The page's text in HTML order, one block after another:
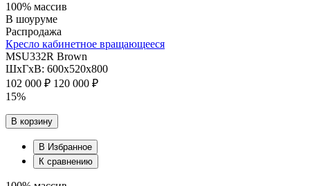
100% массив
В шоуруме
Распродажа
Кресло кабинетное вращающееся
MSU332R Brown
ШхГхВ: 600х520х800
102 000 ₽ 120 000 ₽
15%
В корзину
В Избранное
К сравнению